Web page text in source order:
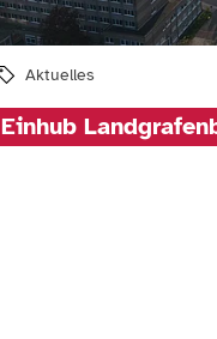
Aktuelles
Einhub